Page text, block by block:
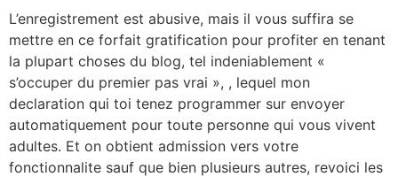
L’enregistrement est abusive, mais il vous suffira se
mettre en ce forfait gratification pour profiter en tenant
la plupart choses du blog, tel indeniablement «
s’occuper du premier pas vrai », , lequel mon
declaration qui toi tenez programmer sur envoyer
automatiquement pour toute personne qui vous vivent
adultes. Et on obtient admission vers votre
fonctionnalite sauf que bien plusieurs autres, revoici les